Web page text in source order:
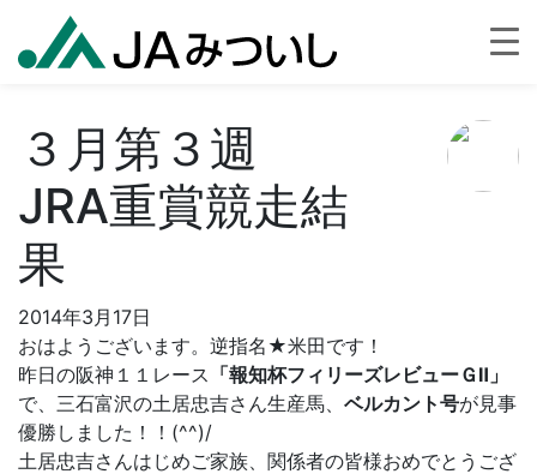
３月第３週
JRA重賞競走結
果
2014年3月17日
おはようございます。逆指名★米田です！
昨日の阪神１１レース 「報知杯フィリーズレビューＧⅡ」
で、三石富沢の土居忠吉さん生産馬、 ベルカント号が見事
優勝しました！！(^^)/
土居忠吉さんはじめご家族、関係者の皆様おめでとうござ